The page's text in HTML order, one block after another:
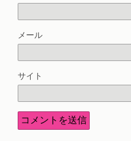
メール
サイト